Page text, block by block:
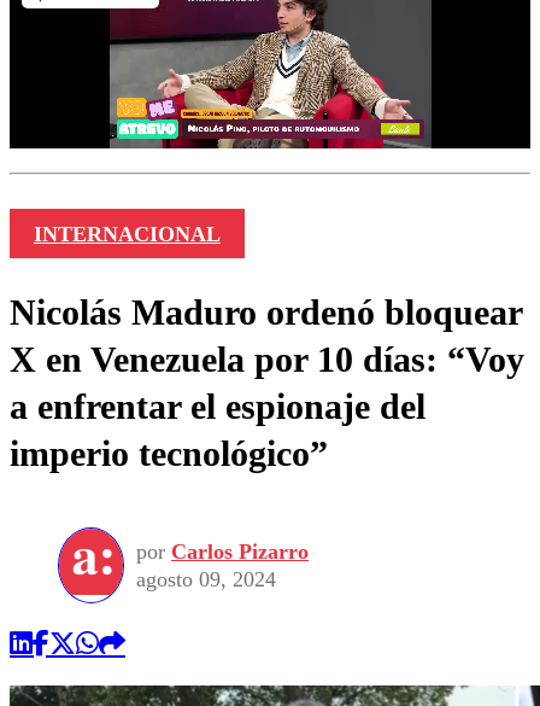
INTERNACIONAL
Nicolás Maduro ordenó bloquear
X en Venezuela por 10 días: “Voy
a enfrentar el espionaje del
imperio tecnológico”
por Carlos Pizarro
agosto 09, 2024